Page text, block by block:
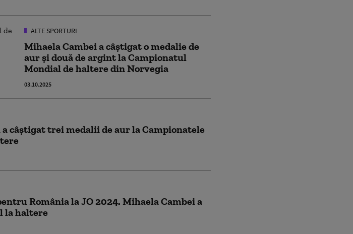
ALTE SPORTURI
Mihaela Cambei a câştigat o medalie de
aur şi două de argint la Campionatul
Mondial de haltere din Norvegia
03.10.2025
câştigat trei medalii de aur la Campionatele
România la JO 2024. Mihaela Cambei a
la haltere